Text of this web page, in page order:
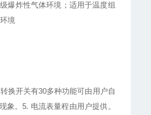
爆炸性气体环境；适用于温度组
境
换开关有30多种功能可由用户自
。5. 电流表量程由用户提供。